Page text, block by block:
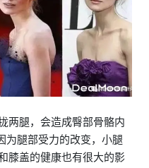
两腿，会造成臀部骨骼内
为腿部受力的改变，小腿
膝盖的健康也有很大的影